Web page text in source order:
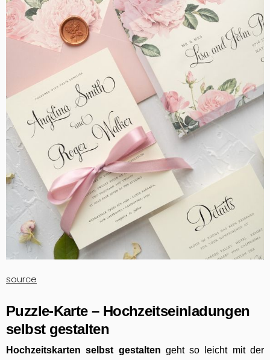
source
Puzzle-Karte – Hochzeitseinladungen
selbst gestalten
Hochzeitskarten selbst gestalten geht so leicht mit der